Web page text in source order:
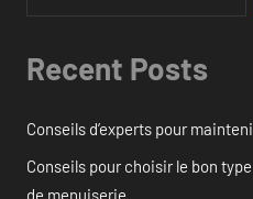
Recent Posts
Conseils d’experts pour
Conseils pour choisir le bon
de menuiserie